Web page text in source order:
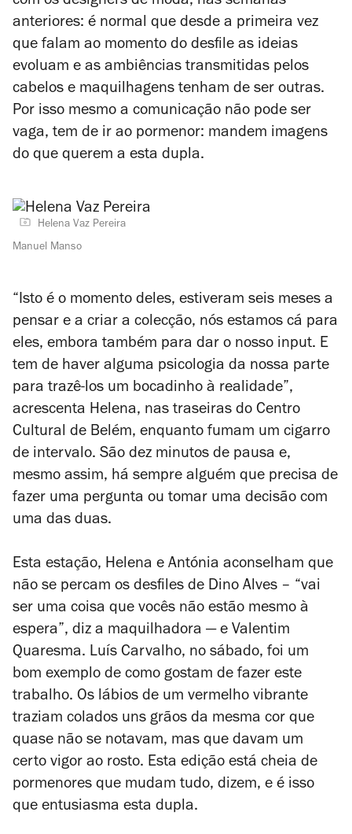
anteriores: é normal que desde a primeira vez
que falam ao momento do desfile as ideias
evoluam e as ambiências transmitidas pelos
cabelos e maquilhagens tenham de ser outras.
Por isso mesmo a comunicação não pode ser
vaga, tem de ir ao pormenor: mandem imagens
do que querem a esta dupla.
Helena Vaz Pereira
Manuel Manso
“Isto é o momento deles, estiveram seis meses a
pensar e a criar a colecção, nós estamos cá para
eles, embora também para dar o nosso input. E
tem de haver alguma psicologia da nossa parte
para trazê-los um bocadinho à realidade”,
acrescenta Helena, nas traseiras do Centro
Cultural de Belém, enquanto fumam um cigarro
de intervalo. São dez minutos de pausa e,
mesmo assim, há sempre alguém que precisa de
fazer uma pergunta ou tomar uma decisão com
uma das duas.
Esta estação, Helena e Antónia aconselham que
não se percam os desfiles de Dino Alves – “vai
ser uma coisa que vocês não estão mesmo à
espera”, diz a maquilhadora — e Valentim
Quaresma. Luís Carvalho, no sábado, foi um
bom exemplo de como gostam de fazer este
trabalho. Os lábios de um vermelho vibrante
traziam colados uns grãos da mesma cor que
quase não se notavam, mas que davam um
certo vigor ao rosto. Esta edição está cheia de
pormenores que mudam tudo, dizem, e é isso
que entusiasma esta dupla.